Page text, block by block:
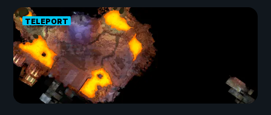
TELEPORT